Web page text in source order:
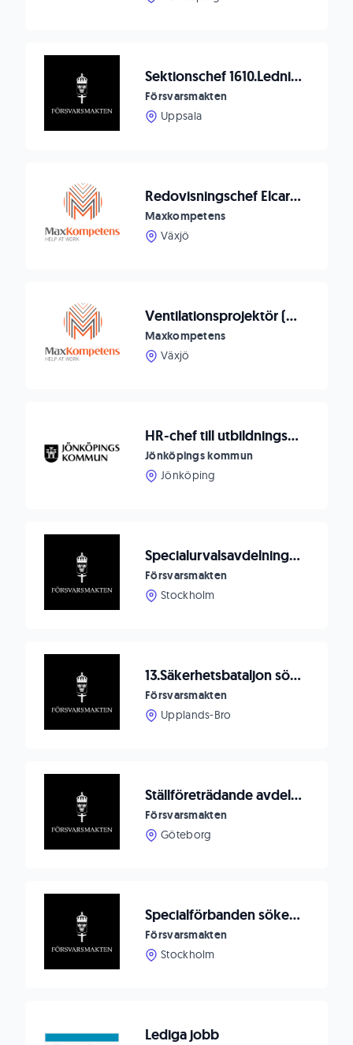
Sektionschef 1610.Ledningssystemstödsavdelningen till F 16, Upplands flygflottilj
Försvarsmakten
Uppsala
Redovisningschef Elcare Nordic, Växjö
Maxkompetens
Växjö
Ventilationsprojektör (VE) till Cretec i Växjö
Maxkompetens
Växjö
HR-chef till utbildningsförvaltningen i Jönköpings kommun
Jönköpings kommun
Jönköping
Specialurvalsavdelningen vid Luftstridsskolan söker ställföreträdande avdelningschef
Försvarsmakten
Stockholm
13.Säkerhetsbataljon söker Teknisk chef till bataljonstaben
Försvarsmakten
Upplands-Bro
Ställföreträdande avdelningschef till Försvarsmedicincentrum
Försvarsmakten
Göteborg
Specialförbanden söker planeringsofficer till Specialförbandsledningen
Försvarsmakten
Stockholm
Lediga jobb